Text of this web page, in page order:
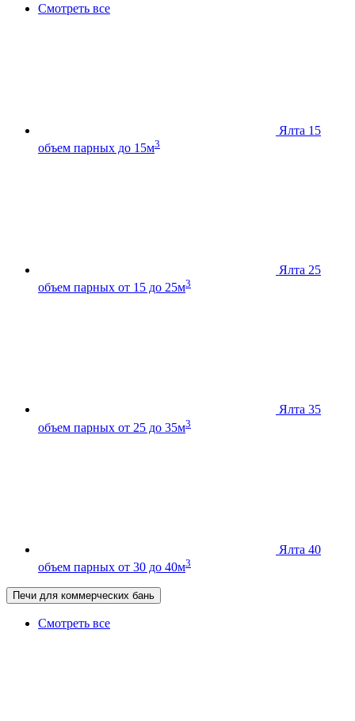
Смотреть все
Ялта 15
объем парных до 15м3
Ялта 25
объем парных от 15 до 25м3
Ялта 35
объем парных от 25 до 35м3
Ялта 40
объем парных от 30 до 40м3
Печи для коммерческих бань
Смотреть все